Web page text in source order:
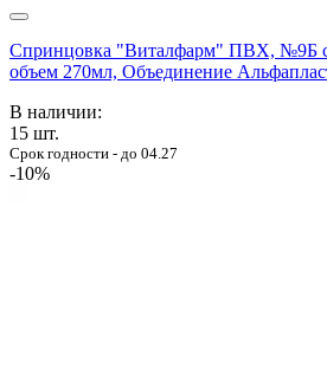
Спринцовка "Виталфарм" ПВХ, №9Б с
объем 270мл, Объединение
В наличии:
15 шт.
Срок годности - до 04.27
-10%